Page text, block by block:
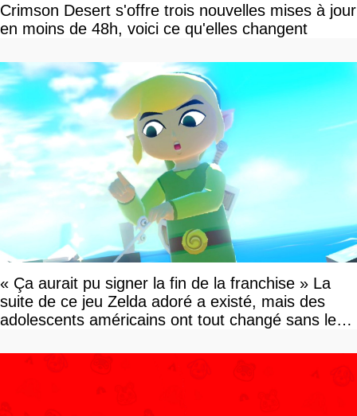
Crimson Desert s'offre trois nouvelles mises à jour
en moins de 48h, voici ce qu'elles changent
« Ça aurait pu signer la fin de la franchise » La
suite de ce jeu Zelda adoré a existé, mais des
adolescents américains ont tout changé sans le